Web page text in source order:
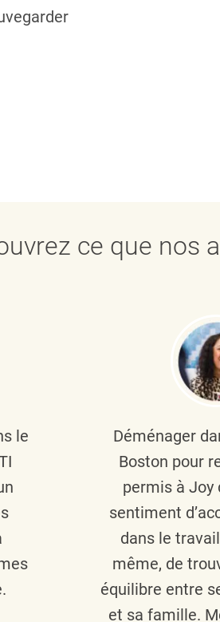
ce que nos
le
Déménager
Boston pour
permis à Joy
sentiment
dans le
même, de
équilibre entre
et sa famille.